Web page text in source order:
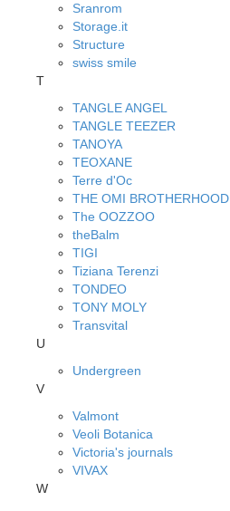
Sranrom
Storage.it
Structure
swiss smile
T
TANGLE ANGEL
TANGLE TEEZER
TANOYA
TEOXANE
Terre d'Oc
THE OMI BROTHERHOOD
The OOZZOO
theBalm
TIGI
Tiziana Terenzi
TONDEO
TONY MOLY
Transvital
U
Undergreen
V
Valmont
Veoli Botanica
Victoria's journals
VIVAX
W